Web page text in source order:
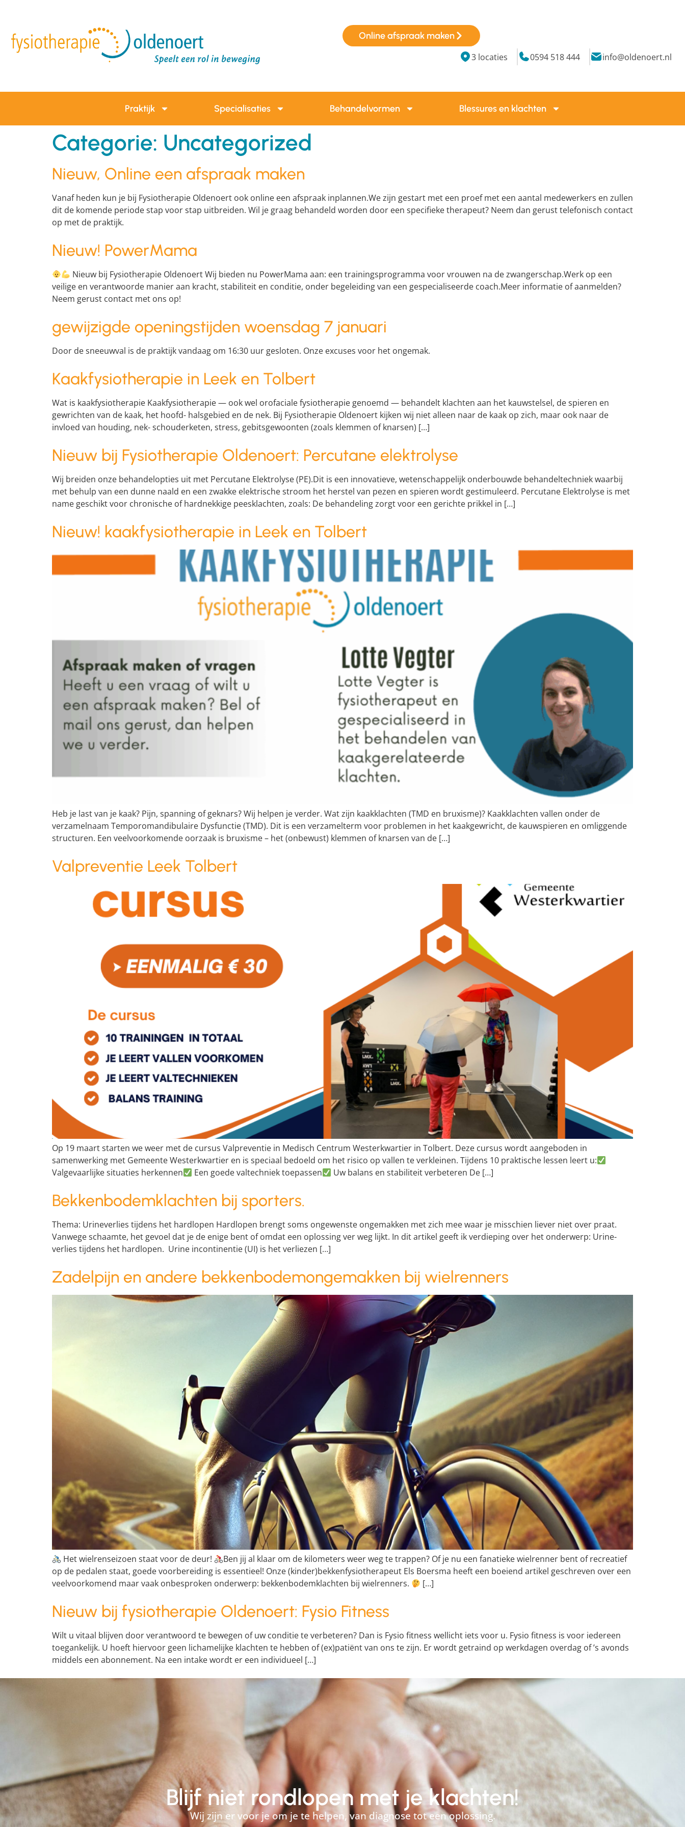
Online afspraak maken
3 locaties
0594 518 444 info@oldenoert.nl
Praktijk Specialisaties Behandelvormen Blessures en klachten
Categorie: Uncategorized
Nieuw, Online een afspraak maken
Vanaf heden kun je bij Fysiotherapie Oldenoert ook online een afspraak inplannen.We zijn gestart met een proef met een aantal medewerkers en zullen
dit de komende periode stap voor stap uitbreiden. Wil je graag behandeld worden door een specifieke therapeut? Neem dan gerust telefonisch contact
op met de praktijk.
Nieuw! PowerMama
Nieuw bij Fysiotherapie Oldenoert Wij bieden nu PowerMama aan: een trainingsprogramma voor vrouwen na de zwangerschap.Werk op een
veilige en verantwoorde manier aan kracht, stabiliteit en conditie, onder begeleiding van een gespecialiseerde coach.Meer informatie of aanmelden?
Neem gerust contact met ons op!
gewijzigde openingstijden woensdag 7 januari
Door de sneeuwval is de praktijk vandaag om 16:30 uur gesloten. Onze excuses voor het ongemak.
Kaakfysiotherapie in Leek en Tolbert
Wat is kaakfysiotherapie Kaakfysiotherapie — ook wel orofaciale fysiotherapie genoemd — behandelt klachten aan het kauwstelsel, de spieren en
gewrichten van de kaak, het hoofd- halsgebied en de nek. Bij Fysiotherapie Oldenoert kijken wij niet alleen naar de kaak op zich, maar ook naar de
invloed van houding, nek- schouderketen, stress, gebitsgewoonten (zoals klemmen of knarsen) […]
Nieuw bij Fysiotherapie Oldenoert: Percutane elektrolyse
Wij breiden onze behandelopties uit met Percutane Elektrolyse (PE).Dit is een innovatieve, wetenschappelijk onderbouwde behandeltechniek waarbij
met behulp van een dunne naald en een zwakke elektrische stroom het herstel van pezen en spieren wordt gestimuleerd. Percutane Elektrolyse is met
name geschikt voor chronische of hardnekkige peesklachten, zoals: De behandeling zorgt voor een gerichte prikkel in […]
Nieuw! kaakfysiotherapie in Leek en Tolbert
Heb je last van je kaak? Pijn, spanning of geknars? Wij helpen je verder. Wat zijn kaakklachten (TMD en bruxisme)? Kaakklachten vallen onder de
verzamelnaam Temporomandibulaire Dysfunctie (TMD). Dit is een verzamelterm voor problemen in het kaakgewricht, de kauwspieren en omliggende
structuren. Een veelvoorkomende oorzaak is bruxisme – het (onbewust) klemmen of knarsen van de […]
Valpreventie Leek Tolbert
Op 19 maart starten we weer met de cursus Valpreventie in Medisch Centrum Westerkwartier in Tolbert. Deze cursus wordt aangeboden in
samenwerking met Gemeente Westerkwartier en is speciaal bedoeld om het risico op vallen te verkleinen. Tijdens 10 praktische lessen leert u:
Valgevaarlijke situaties herkennen
Een goede valtechniek toepassen Uw balans en stabiliteit verbeteren De […]
Bekkenbodemklachten bij sporters.
Thema: Urineverlies tijdens het hardlopen Hardlopen brengt soms ongewenste ongemakken met zich mee waar je misschien liever niet over praat.
Vanwege schaamte, het gevoel dat je de enige bent of omdat een oplossing ver weg lijkt. In dit artikel geeft ik verdieping over het onderwerp: Urine-
verlies tijdens het hardlopen. Urine incontinentie (UI) is het verliezen […]
Zadelpijn en andere bekkenbodemongemakken bij wielrenners
Het wielrenseizoen staat voor de deur!
Ben jij al klaar om de kilometers weer weg te trappen? Of je nu een fanatieke wielrenner bent of recreatief
op de pedalen staat, goede voorbereiding is essentieel! Onze (kinder)bekkenfysiotherapeut Els Boersma heeft een boeiend artikel geschreven over een
veelvoorkomend maar vaak onbesproken onderwerp: bekkenbodemklachten bij wielrenners.
[…]
Nieuw bij fysiotherapie Oldenoert: Fysio Fitness
Wilt u vitaal blijven door verantwoord te bewegen of uw conditie te verbeteren? Dan is Fysio fitness wellicht iets voor u. Fysio fitness is voor iedereen
toegankelijk. U hoeft hiervoor geen lichamelijke klachten te hebben of (ex)patiënt van ons te zijn. Er wordt getraind op werkdagen overdag of ’s avonds
middels een abonnement. Na een intake wordt er een individueel […]
Blijf niet rondlopen met je klachten!
Wij zijn er voor je om je te helpen, van diagnose tot een oplossing.